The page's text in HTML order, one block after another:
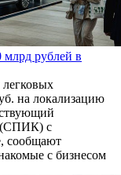
млрд рублей в
на локализацию
(СПИК) с
сообщают
с бизнесом